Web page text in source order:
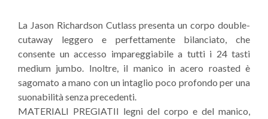
La Jason Richardson Cutlass presenta un corpo double-
cutaway leggero e perfettamente bilanciato, che
consente un accesso impareggiabile a tutti i 24 tasti
medium jumbo. Inoltre, il manico in acero roasted è
sagomato a mano con un intaglio poco profondo per una
suonabilità senza precedenti.
MATERIALI PREGIATII legni del corpo e del manico,